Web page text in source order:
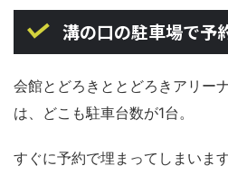
溝の口の駐車場で予
会館とどろきととどろきアリー
は、どこも駐車台数が1台。
すぐに予約で埋まってしまいます